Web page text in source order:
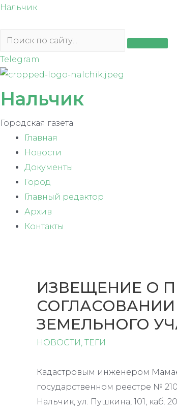
Перейти
содержимому
Нальчик
Telegram
Нальчик
Городская газета
Главная
Новости
Документы
Город
Главный редактор
Архив
Контакты
ИЗВЕЩЕНИЕ О
ЗЕМЕЛЬНОГО
НОВОСТИ , ТЕГИ
Кадастровым инженером
государственном реестре №
Нальчик, ул. Пушкина, 101, каб.